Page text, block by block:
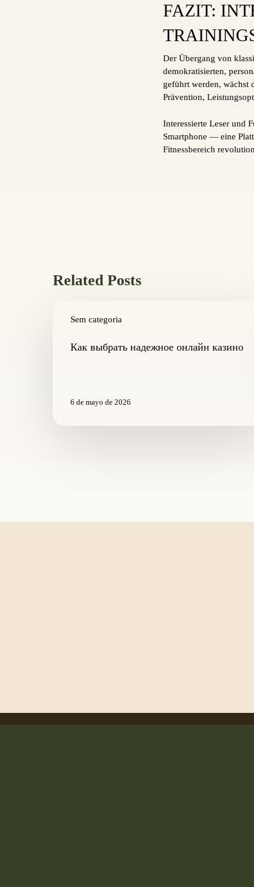
FAZIT:
Der Übergang von
demokratisierten,
geführt werden, wächst
Prävention,
Interessierte Leser und
Smartphone — eine
Fitnessbereich
Related Posts
Sem categoria
выбрать
онлайнКак выбрать надежное онлайн казино
6 de mayo de 2026